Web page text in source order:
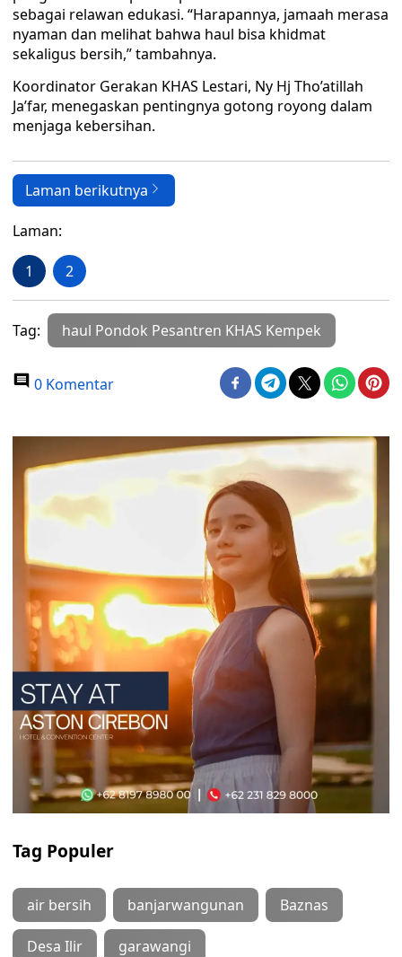
sebagai relawan edukasi. “Harapannya, jamaah merasa
nyaman dan melihat bahwa haul bisa khidmat
sekaligus bersih,” tambahnya.
Koordinator Gerakan KHAS Lestari, Ny Hj Tho’atillah
Ja’far, menegaskan pentingnya gotong royong dalam
menjaga kebersihan.
Laman berikutnya
Laman:
1 2
Tag: haul Pondok Pesantren KHAS Kempek
0 Komentar
Tag Populer
air bersih banjarwangunan Baznas
Desa Ilir garawangi